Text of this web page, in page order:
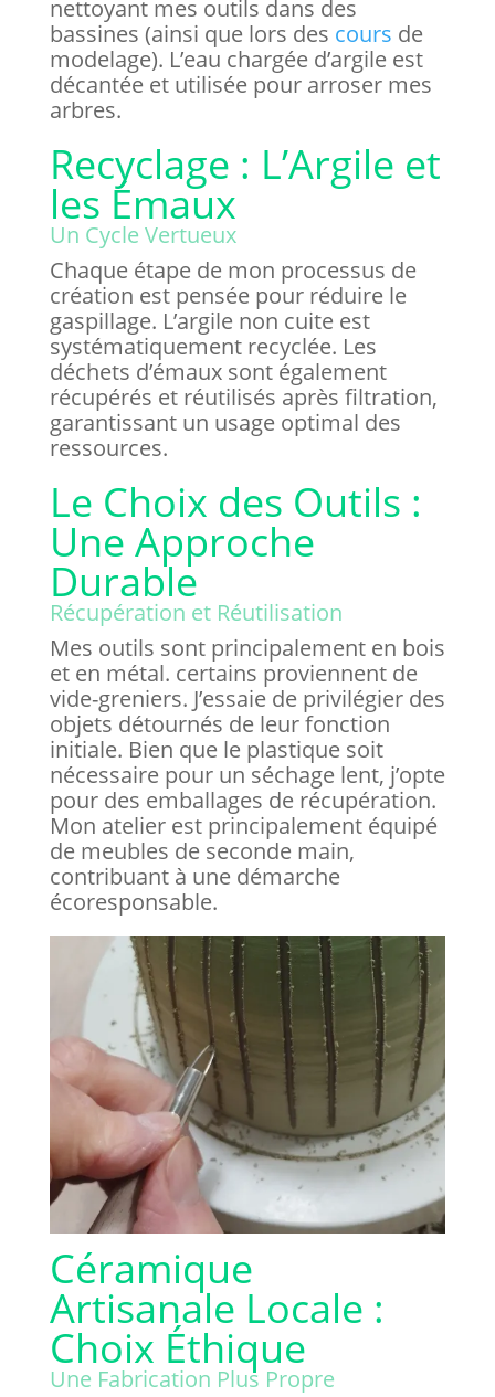
nettoyant mes outils dans des
bassines (ainsi que lors des cours de
modelage). L’eau chargée d’argile est
décantée et utilisée pour arroser mes
arbres.
Recyclage : L’Argile et
les Émaux
Un Cycle Vertueux
Chaque étape de mon processus de
création est pensée pour réduire le
gaspillage. L’argile non cuite est
systématiquement recyclée. Les
déchets d’émaux sont également
récupérés et réutilisés après filtration,
garantissant un usage optimal des
ressources.
Le Choix des Outils :
Une Approche
Durable
Récupération et Réutilisation
Mes outils sont principalement en bois
et en métal. certains proviennent de
vide-greniers. J’essaie de privilégier des
objets détournés de leur fonction
initiale. Bien que le plastique soit
nécessaire pour un séchage lent, j’opte
pour des emballages de récupération.
Mon atelier est principalement équipé
de meubles de seconde main,
contribuant à une démarche
écoresponsable.
Céramique
Artisanale Locale :
Choix Éthique
Une Fabrication Plus Propre